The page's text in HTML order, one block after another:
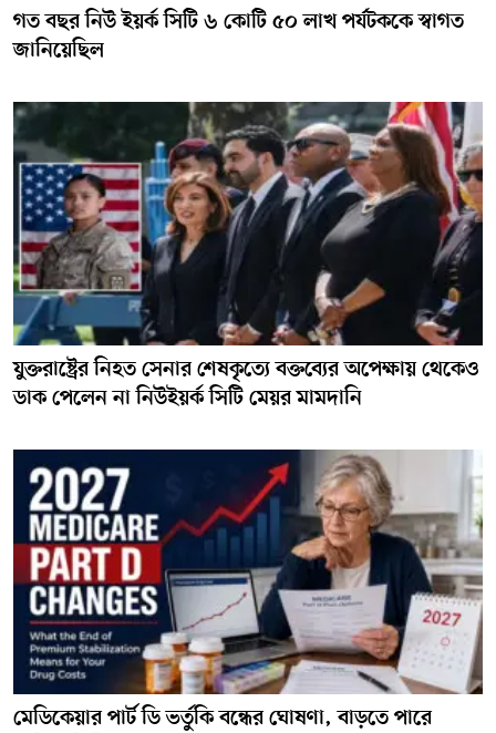
গত বছর নিউ ইয়র্ক সিটি ৬ কোটি ৫০ লাখ পর্যটককে স্বাগত
জানিয়েছিল
যুক্তরাষ্ট্রের নিহত সেনার শেষকৃত্যে বক্তব্যের অপেক্ষায় থেকেও
ডাক পেলেন না নিউইয়র্ক সিটি মেয়র মামদানি
মেডিকেয়ার পার্ট ডি ভর্তুকি বন্ধের ঘোষণা, বাড়তে পারে